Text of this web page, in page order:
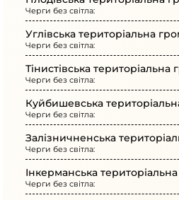
Черги без світла:
Углівська територіальна
Черги без світла:
Тінистівська
Черги без світла:
Куйбишевська
Черги без світла:
Залізничненська
Черги без світла:
Інкерманська
Черги без світла: